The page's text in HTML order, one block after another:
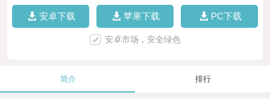
安卓下载 苹果下载 PC下载
安卓市场，安全绿色
简介 排行